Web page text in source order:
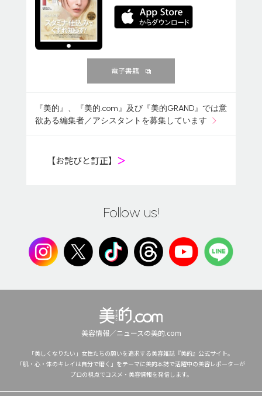
電子書籍
『美的』、『美的.com』及び『美的GRAND』では意
欲ある編集者／アシスタントを募集しています
【お詫びと訂正】 ＞
Follow us!
美容情報／ニュースの美的.com
「美しくなりたい」女性たちの願いを追求する美容雑誌『美的』公式サイト。
「肌・心・体のキレイは自分で磨く」をテーマに美的本誌で活躍中の美容レポーターが
プロの視点でコスメ・美容情報を発信します。